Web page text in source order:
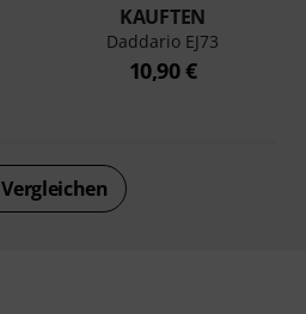
KAUFTEN
Daddario EJ73
10,90 €
Vergleichen